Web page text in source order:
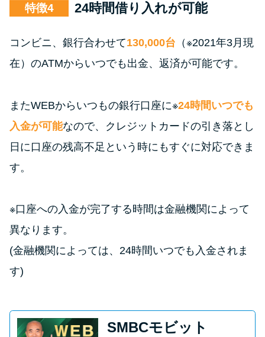
特徴 24時間借り入れが可能
コンビニ、銀行合わせて130,000台 （※2021年3月現
在）のATMからいつでも出金、返済が可能です。
またWEBからいつもの銀行口座に※24時間いつでも
入金が可能なので、クレジットカードの引き落とし
日に口座の残高不足という時にもすぐに対応できま
す。
※口座への入金が完了する時間は金融機関によって
異なります。
(金融機関によっては、24時間いつでも入金されま
す)
SMBCモビット